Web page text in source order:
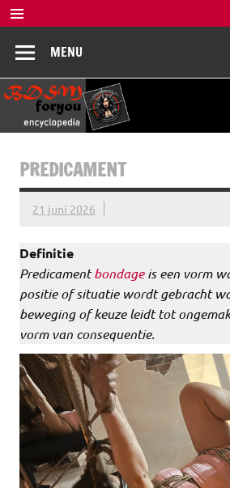
Doorgaan
naar
inhoud
MENU
PREDICAMENT
21 juni 2026
Definitie
Predicamentbondageis een vorm
positie of situatie wordt gebracht
beweging of keuze leidt tot
vorm van consequentie.